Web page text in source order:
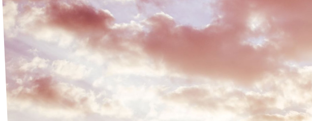
Volt Deutschland Merchandise Shop
Unsere Events
Presse
Mach bei uns mit!